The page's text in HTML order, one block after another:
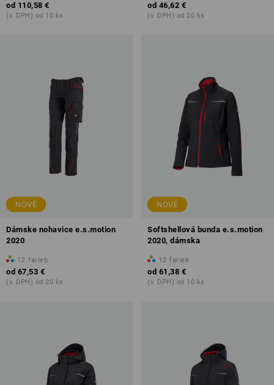
od 110,58 €
(v. DPH) od 10 ks
od 46,62 €
(v. DPH) od 20 ks
NOVÉ
Dámske nohavice e.s.motion
2020
12 farieb
od 67,53 €
(v. DPH) od 20 ks
NOVÉ
Softshellová bunda e.s.motion
2020, dámska
12 farieb
od 61,38 €
(v. DPH) od 10 ks